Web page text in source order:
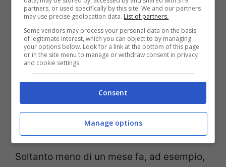
Soltanto meno di un mese fa, ad esempio,
partners, or used specifically by this site. We and our partners
may use precise geolocation data. List of partners.
Some vendors may process your personal data on the basis
of legitimate interest, which you can object to by managing
your options below. Look for a link at the bottom of this page
or in the site menu to manage or withdraw consent in privacy
and cookie settings.
Consent
Manage options